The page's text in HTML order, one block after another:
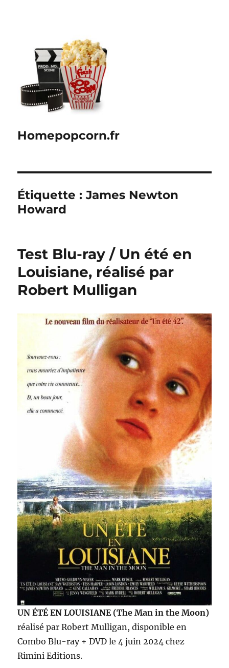
Homepopcorn.fr
Étiquette :James Newton
Howard
Test Blu-ray / Un été en
Louisiane, réalisé par
Robert Mulligan
UN ÉTÉ EN LOUISIANE (The Man in the Moon)
réalisé par Robert Mulligan, disponible en
Combo Blu-ray + DVD le 4 juin 2024 chez
Rimini Editions.